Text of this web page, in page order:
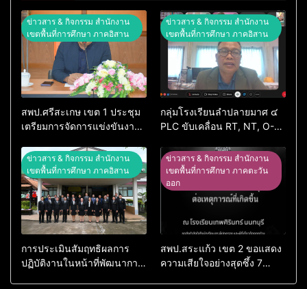
ข่าวสาร & กิจกรรม สำนักงาน
เขตพื้นที่การศึกษา ภาคอิสาน
สพป.ศรีสะเกษ เขต 1 ประชุม
เตรียมการจัดการแข่งขันงาน
74 ปีการศึกษา 2569
ข่าวสาร & กิจกรรม สำนักงาน
เขตพื้นที่การศึกษา ภาคอิสาน
กลุ่มโรงเรียนลำปลายมาศ ๔
PLC ขับเคลื่อน RT, NT, O-
ข่าวสาร & กิจกรรม สำนักงาน
เขตพื้นที่การศึกษา ภาคอิสาน
การประเมินสัมฤทธิผลการ
ปฏิบัติงานในหน้าที่พัฒนาการ
ข่าวสาร & กิจกรรม สำนักงาน
เขตพื้นที่การศึกษา ภาคตะวัน
ออก
สพป.สระแก้ว เขต 2 ขอแสดง
ความเสียใจอย่างสุดซึ้ง 7